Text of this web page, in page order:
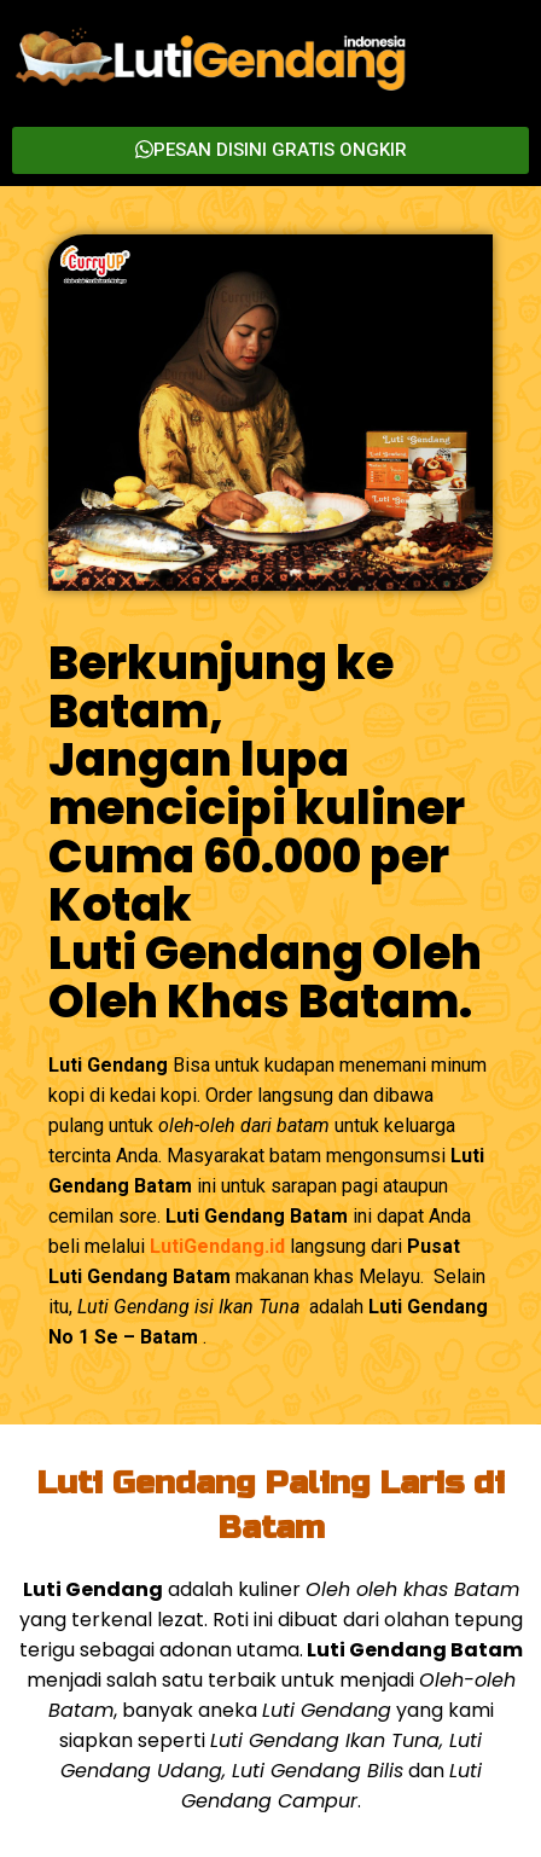
PESAN DISINI GRATIS ONGKIR
Berkunjung ke
Batam,
Jangan lupa
mencicipi kuliner
Cuma 60.000 per
Kotak
Luti Gendang Oleh
Oleh Khas Batam.
Luti GendangBisa untuk kudapan menemani minum
kopi di kedai kopi. Order langsung dan dibawa
pulang untukoleh-oleh dari batamuntuk keluarga
tercinta Anda. Masyarakat batam mengonsumsi Luti
Gendang Batamini untuk sarapan pagi ataupun
cemilan sore. Luti Gendang Batamini dapat Anda
beli melalui LutiGendang.id langsung dari Pusat
Luti Gendang Batammakanan khas Melayu. Selain
itu, Luti Gendang isi Ikan Tunaadalah Luti Gendang
No 1 Se – Batam.
Luti Gendang Paling Laris di
Batam
Luti Gendang adalah kulinerOleh oleh khas Batam
yang terkenal lezat. Roti ini dibuat dari olahan tepung
terigu sebagai adonan utama. Luti Gendang Batam
menjadi salah satu terbaik untuk menjadiOleh-oleh
Batam, banyak anekaLuti Gendangyang kami
siapkan sepertiLuti Gendang Ikan Tuna, Luti
Gendang Udang, Luti Gendang BilisdanLuti
Gendang Campur.